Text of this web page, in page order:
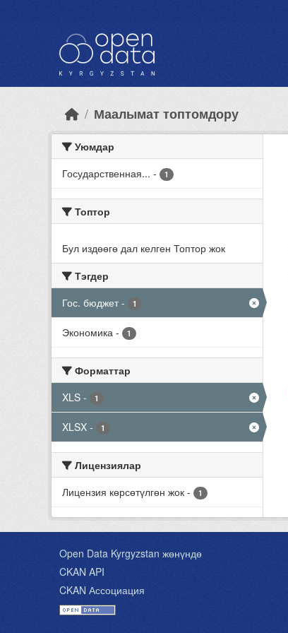
Маалымат топтомдору
Уюмдар
Государственная... - 1
Топтор
Бул издөөгө дал келген Топтор жок
Тэгдер
Гос. бюджет - 1
Экономика - 1
Форматтар
XLS - 1
XLSX - 1
Лицензиялар
Лицензия көрсөтүлгөн жок - 1
Open Data Kyrgyzstan жөнүндө
CKAN API
CKAN Ассоциация